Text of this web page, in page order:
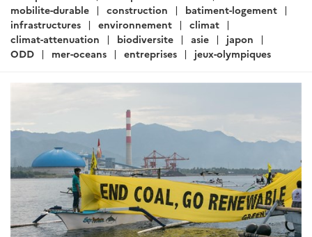
ARTICLE
Actualités Japon - Énergie,
Environnement, Transport,
Construction - Mars 2020 (I)
Rédigé par : SER de Tokyo - Pôle Développement Durable05
mars 2020